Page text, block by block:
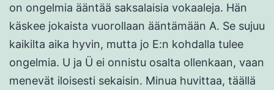
on ongelmia ääntää saksalaisia vokaaleja. Hän
käskee jokaista vuorollaan ääntämään A. Se sujuu
kaikilta aika hyvin, mutta jo E:n kohdalla tulee
ongelmia. U ja Ü ei onnistu osalta ollenkaan, vaan
menevät iloisesti sekaisin. Minua huvittaa, täällä